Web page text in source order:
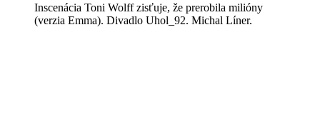
Inscenácia Toni Wolff zisťuje, že prerobila milióny
(verzia Emma). Divadlo Uhol_92. Michal Líner.